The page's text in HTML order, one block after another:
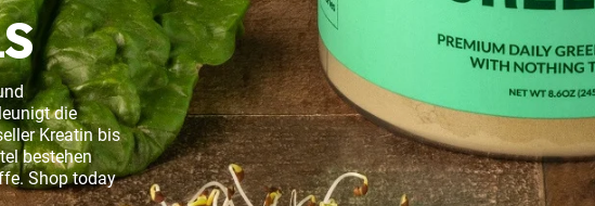
die
Kreatin bis
bestehen
Shop today